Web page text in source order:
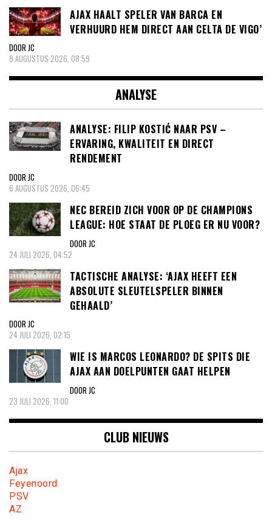
AJAX HAALT SPELER VAN BARCA EN
VERHUURD HEM DIRECT AAN CELTA DE VIGO’
DOOR JC
8 AUGUSTUS 2026, 08:59
ANALYSE
ANALYSE: FILIP KOSTIĆ NAAR PSV –
ERVARING, KWALITEIT EN DIRECT
RENDEMENT
DOOR JC
6 AUGUSTUS 2026, 06:45
NEC BEREID ZICH VOOR OP DE CHAMPIONS
LEAGUE: HOE STAAT DE PLOEG ER NU VOOR?
DOOR JC
24 JULI 2026, 04:52
TACTISCHE ANALYSE: ‘AJAX HEEFT EEN
ABSOLUTE SLEUTELSPELER BINNEN
GEHAALD’
DOOR JC
24 JULI 2026, 02:15
WIE IS MARCOS LEONARDO? DE SPITS DIE
AJAX AAN DOELPUNTEN GAAT HELPEN
DOOR JC
23 JULI 2026, 11:00
CLUB NIEUWS
Ajax
Feyenoord
PSV
AZ